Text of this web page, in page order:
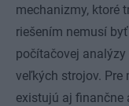
mechanizmy, ktoré
riešením nemusí
počítačovej
veľkých strojov. Pre
existujú aj finančne